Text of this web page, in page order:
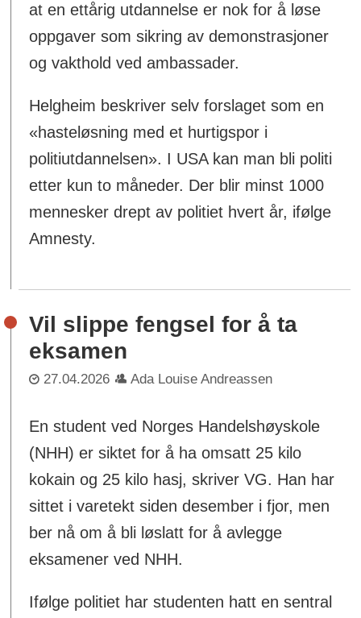
at en ettårig utdannelse er nok for å løse
oppgaver som sikring av demonstrasjoner
og vakthold ved ambassader.
Helgheim beskriver selv forslaget som en
«hasteløsning med et hurtigspor i
politiutdannelsen». I USA kan man bli politi
etter kun to måneder. Der blir minst 1000
mennesker drept av politiet hvert år, ifølge
Amnesty.
Vil slippe fengsel for å ta
eksamen
27.04.2026 Ada Louise Andreassen
En student ved Norges Handelshøyskole
(NHH) er siktet for å ha omsatt 25 kilo
kokain og 25 kilo hasj, skriver VG. Han har
sittet i varetekt siden desember i fjor, men
ber nå om å bli løslatt for å avlegge
eksamener ved NHH.
Ifølge politiet har studenten hatt en sentral